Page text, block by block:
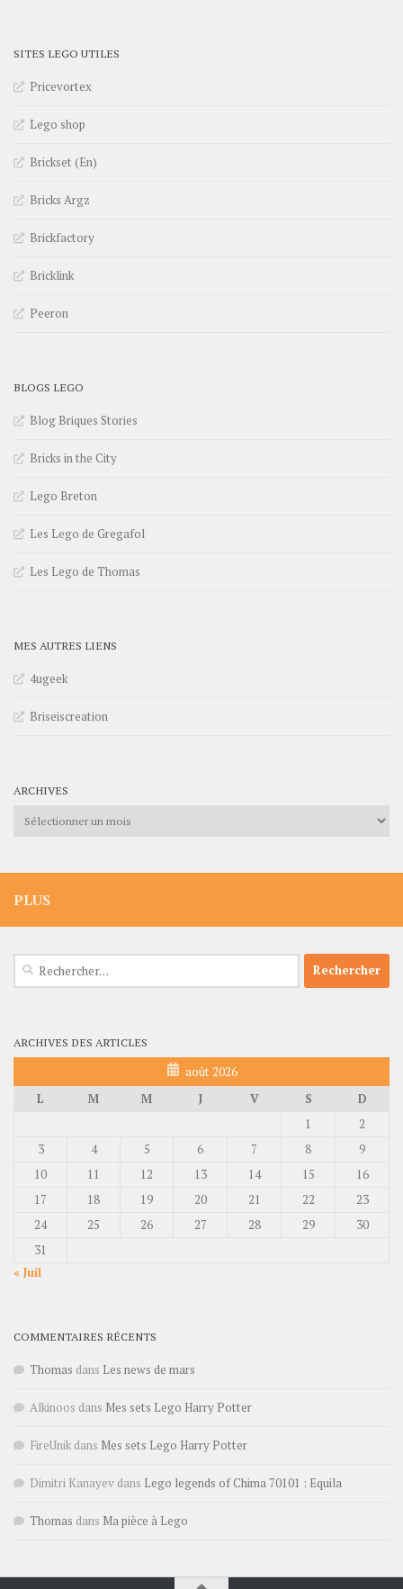
SITES LEGO UTILES
Pricevortex
Lego shop
Brickset (En)
Bricks Argz
Brickfactory
Bricklink
Peeron
BLOGS LEGO
Blog Briques Stories
Bricks in the City
Lego Breton
Les Lego de Gregafol
Les Lego de Thomas
MES AUTRES LIENS
4ugeek
Briseiscreation
ARCHIVES
Archives
PLUS
Rechercher :
ARCHIVES DES ARTICLES
août 2026
L
M M J V S
D
1
2
3
4 5 6 7 8
9
10
11 12 13 14 15
16
17
18 19 20 21 22
23
24
25 26 27 28 29
30
31
« Juil
COMMENTAIRES RÉCENTS
Thomas dans Les news de mars
Alkinoos dans Mes sets Lego Harry Potter
FireUnik dans Mes sets Lego Harry Potter
Dimitri Kanayev dans Lego legends of Chima 70101 : Equila
Thomas dans Ma pièce à Lego